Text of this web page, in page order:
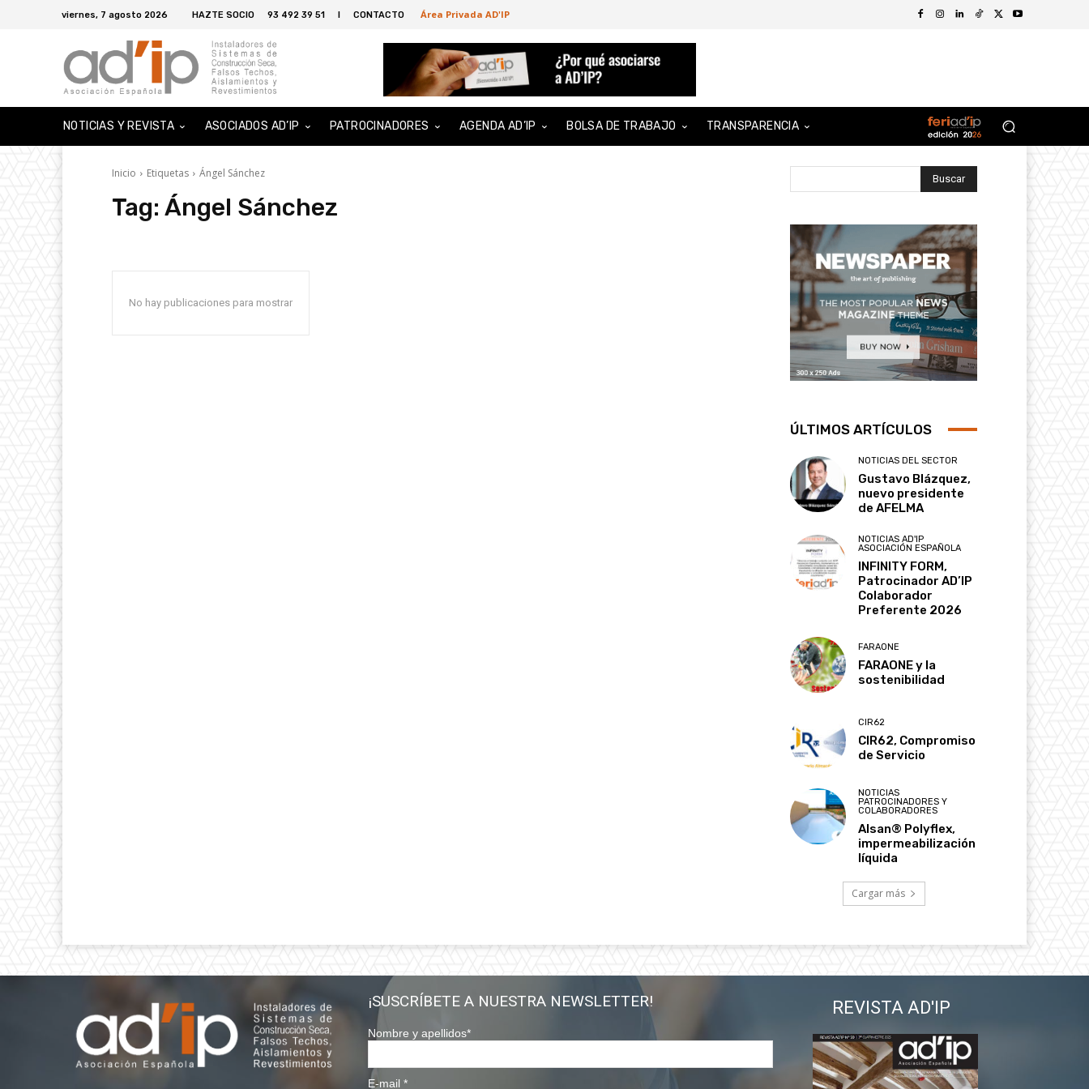
viernes, 7 agosto 2026 HAZTE SOCIO 93 492 39 51 I CONTACTO Área Privada AD'IP
NOTICIAS Y REVISTA ASOCIADOS AD’IP PATROCINADORES AGENDA AD’IP BOLSA DE TRABAJO TRANSPARENCIA
Inicio Etiquetas Ángel Sánchez
Tag: Ángel Sánchez
No hay publicaciones para mostrar
Buscar
ÚLTIMOS ARTÍCULOS
NOTICIAS DEL SECTOR
Gustavo Blázquez,
nuevo presidente
de AFELMA
NOTICIAS AD'IP
ASOCIACIÓN ESPAÑOLA
INFINITY FORM,
Patrocinador AD’IP
Colaborador
Preferente 2026
FARAONE
FARAONE y la
sostenibilidad
CIR62
CIR62, Compromiso
de Servicio
NOTICIAS
PATROCINADORES Y
COLABORADORES
Alsan® Polyflex,
impermeabilización
líquida
Cargar más
¡SUSCRÍBETE A NUESTRA NEWSLETTER!
Nombre y apellidos*
E-mail*
REVISTA AD'IP